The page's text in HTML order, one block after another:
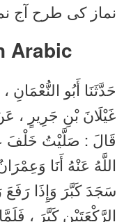
نماز کی طرح آج
Arabic
حَدَّثَنَا أَبُو
غَيْلَانَ بْنِ جَرِيرٍ ،
قَالَ : صَلَّيْتُ خَلْفَ
اللَّهُ عَنْهُ أَنَا
سَجَدَ كَبَّرَ وَإِذَا
الرَّكْعَتَيْنِ كَبَّرَ ،